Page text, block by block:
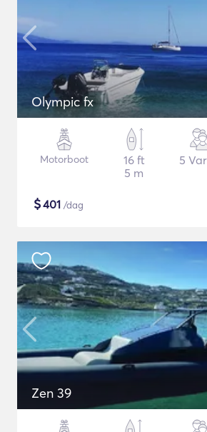
Olympic fx
Motorboot
16 ft
5 m
5
$401 /dag
Zen 39